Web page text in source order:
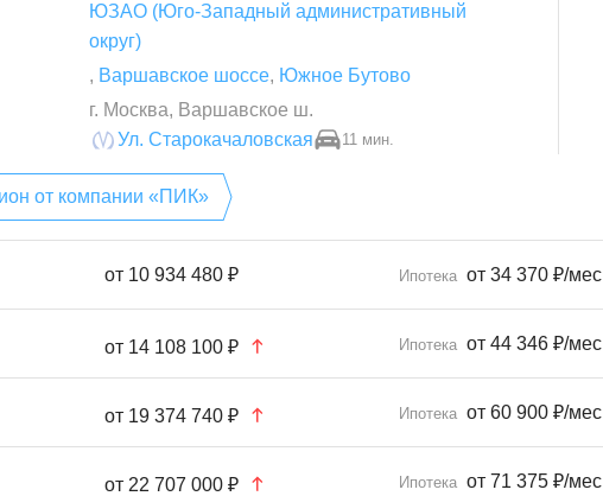
ЮЗАО (Юго-Западный административный
округ)
, Варшавское шоссе, Южное Бутово
г. Москва, Варшавское ш.
Ул. Старокачаловская
11 мин.
от компании «ПИК»
от 10 934 480 ₽ Ипотека от 34 370 ₽/мес
от 14 108 100 ₽ Ипотека от 44 346 ₽/мес
от 19 374 740 ₽ Ипотека от 60 900 ₽/мес
от 22 707 000 ₽ Ипотека от 71 375 ₽/мес